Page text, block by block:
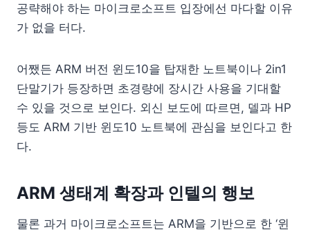
공략해야 하는 마이크로소프트 입장에선 마다할 이유
가 없을 터다.
어쨌든 ARM 버전 윈도10을 탑재한 노트북이나 2in1
단말기가 등장하면 초경량에 장시간 사용을 기대할
수 있을 것으로 보인다. 외신 보도에 따르면, 델과 HP
등도 ARM 기반 윈도10 노트북에 관심을 보인다고 한
다.
ARM 생태계 확장과 인텔의 행보
물론 과거 마이크로소프트는 ARM을 기반으로 한 ‘윈